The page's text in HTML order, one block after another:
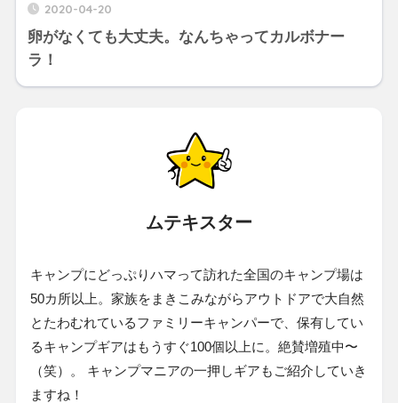
2020-04-20
卵がなくても大丈夫。なんちゃってカルボナー
ラ！
ムテキスター
キャンプにどっぷりハマって訪れた全国のキャンプ場は
50カ所以上。家族をまきこみながらアウトドアで大自然
とたわむれているファミリーキャンパーで、保有してい
るキャンプギアはもうすぐ100個以上に。絶賛増殖中〜
（笑）。 キャンプマニアの一押しギアもご紹介していき
ますね！